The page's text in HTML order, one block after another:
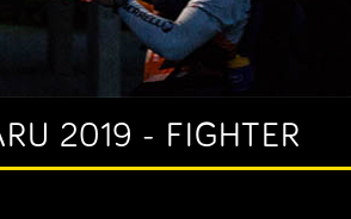
2019 - FIGHTER